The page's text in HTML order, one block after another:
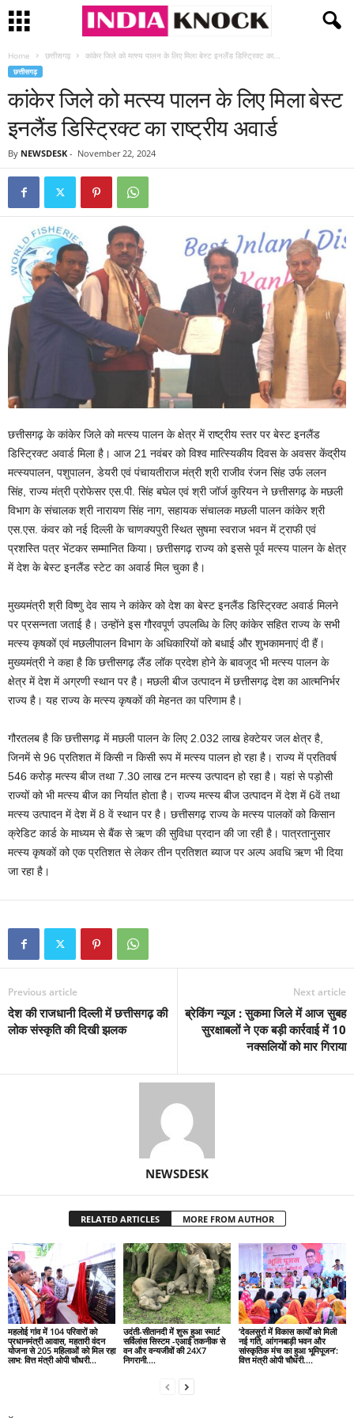
Home छत्तीसगढ़ कांकेर जिले को मत्स्य पालन के लिए मिला बेस्ट इनलैंड डिस्ट्रिक्ट का...
छत्तीसगढ़
कांकेर जिले को मत्स्य पालन के लिए मिला बेस्ट
इनलैंड डिस्ट्रिक्ट का राष्ट्रीय अवार्ड
By NEWSDESK - November 22, 2024
छत्तीसगढ़ के कांकेर जिले को मत्स्य पालन के क्षेत्र में राष्ट्रीय स्तर पर बेस्ट इनलैंड
डिस्ट्रिक्ट अवार्ड मिला है। आज 21 नवंबर को विश्व मात्स्यिकीय दिवस के अवसर केंद्रीय
मत्स्यपालन, पशुपालन, डेयरी एवं पंचायतीराज मंत्री श्री राजीव रंजन सिंह उर्फ ललन
सिंह, राज्य मंत्री प्रोफेसर एस.पी. सिंह बघेल एवं श्री जॉर्ज कुरियन ने छत्तीसगढ़ के मछली
विभाग के संचालक श्री नारायण सिंह नाग, सहायक संचालक मछली पालन कांकेर श्री
एस.एस. कंवर को नई दिल्ली के चाणक्यपुरी स्थित सुषमा स्वराज भवन में ट्राफी एवं
प्रशस्ति पत्र भेंटकर सम्मानित किया। छत्तीसगढ़ राज्य को इससे पूर्व मत्स्य पालन के क्षेत्र
में देश के बेस्ट इनलैंड स्टेट का अवार्ड मिल चुका है।
मुख्यमंत्री श्री विष्णु देव साय ने कांकेर को देश का बेस्ट इनलैंड डिस्ट्रिक्ट अवार्ड मिलने
पर प्रसन्नता जताई है। उन्होंने इस गौरवपूर्ण उपलब्धि के लिए कांकेर सहित राज्य के सभी
मत्स्य कृषकों एवं मछलीपालन विभाग के अधिकारियों को बधाई और शुभकामनाएं दी हैं।
मुख्यमंत्री ने कहा है कि छत्तीसगढ़ लैंड लॉक प्रदेश होने के बावजूद भी मत्स्य पालन के
क्षेत्र में देश में अग्रणी स्थान पर है। मछली बीज उत्पादन में छत्तीसगढ़ देश का आत्मनिर्भर
राज्य है। यह राज्य के मत्स्य कृषकों की मेहनत का परिणाम है।
गौरतलब है कि छत्तीसगढ़ में मछली पालन के लिए 2.032 लाख हेक्टेयर जल क्षेत्र है,
जिनमें से 96 प्रतिशत में किसी न किसी रूप में मत्स्य पालन हो रहा है। राज्य में प्रतिवर्ष
546 करोड़ मत्स्य बीज तथा 7.30 लाख टन मत्स्य उत्पादन हो रहा है। यहां से पड़ोसी
राज्यों को भी मत्स्य बीज का निर्यात होता है। राज्य मत्स्य बीज उत्पादन में देश में 6वें तथा
मत्स्य उत्पादन में देश में 8 वें स्थान पर है। छत्तीसगढ़ राज्य के मत्स्य पालकों को किसान
क्रेडिट कार्ड के माध्यम से बैंक से ऋण की सुविधा प्रदान की जा रही है। पात्रतानुसार
मत्स्य कृषकों को एक प्रतिशत से लेकर तीन प्रतिशत ब्याज पर अल्प अवधि ऋण भी दिया
जा रहा है।
Previous article
देश की राजधानी दिल्ली में छत्तीसगढ़ की
लोक संस्कृति की दिखी झलक
Next article
ब्रेकिंग न्यूज : सुकमा जिले में आज सुबह
सुरक्षाबलों ने एक बड़ी कार्रवाई में 10
नक्सलियों को मार गिराया
NEWSDESK
RELATED ARTICLES MORE FROM AUTHOR
महलोई गांव में 104 परिवारों को
प्रधानमंत्री आवास, महतारी वंदन
योजना से 205 महिलाओं को मिल रहा
लाभ: वित्त मंत्री ओपी चौधरी…
उदंती-सीतानदी में शुरू हुआ स्मार्ट
सर्विलांस सिस्टम -एआई तकनीक से
वन और वन्यजीवों की 24X7
निगरानी….
’देवलसुर्रा में विकास कार्यों को मिली
नई गति, आंगनबाड़ी भवन और
सांस्कृतिक मंच का हुआ भूमिपूजन’:
वित्त मंत्री ओपी चौधरी….